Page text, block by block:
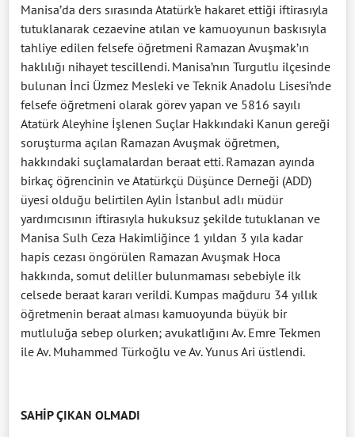
Manisa’da ders sırasında Atatürk’e hakaret ettiği iftirasıyla
tutuklanarak cezaevine atılan ve kamuoyunun baskısıyla
tahliye edilen felsefe öğretmeni Ramazan Avuşmak’ın
haklılığı nihayet tescillendi. Manisa’nın Turgutlu ilçesinde
bulunan İnci Üzmez Mesleki ve Teknik Anadolu Lisesi’nde
felsefe öğretmeni olarak görev yapan ve 5816 sayılı
Atatürk Aleyhine İşlenen Suçlar Hakkındaki Kanun gereği
soruşturma açılan Ramazan Avuşmak öğretmen,
hakkındaki suçlamalardan beraat etti. Ramazan ayında
birkaç öğrencinin ve Atatürkçü Düşünce Derneği (ADD)
üyesi olduğu belirtilen Aylin İstanbul adlı müdür
yardımcısının iftirasıyla hukuksuz şekilde tutuklanan ve
Manisa Sulh Ceza Hakimliğince 1 yıldan 3 yıla kadar
hapis cezası öngörülen Ramazan Avuşmak Hoca
hakkında, somut deliller bulunmaması sebebiyle ilk
celsede beraat kararı verildi. Kumpas mağduru 34 yıllık
öğretmenin beraat alması kamuoyunda büyük bir
mutluluğa sebep olurken; avukatlığını Av. Emre Tekmen
ile Av. Muhammed Türkoğlu ve Av. Yunus Ari üstlendi.
SAHİP ÇIKAN OLMADI